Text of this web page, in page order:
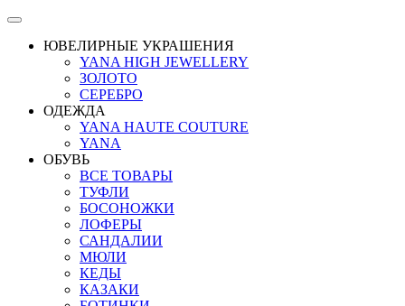
ЮВЕЛИРНЫЕ УКРАШЕНИЯ
YANA HIGH JEWELLERY
ЗОЛОТО
СЕРЕБРО
ОДЕЖДА
YANA HAUTE COUTURE
YANA
ОБУВЬ
ВСЕ ТОВАРЫ
ТУФЛИ
БОСОНОЖКИ
ЛОФЕРЫ
САНДАЛИИ
МЮЛИ
КЕДЫ
КАЗАКИ